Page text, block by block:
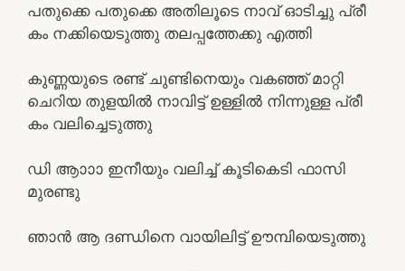
പതുക്കെ പതുക്കെ അതിലൂടെ നാവ് ഓടിച്ചു പ്രീ
കം നക്കിയെടുത്തു തലപ്പത്തേക്കു എത്തി
കുണ്ണയുടെ രണ്ട് ചുണ്ടിനെയും വകഞ്ഞ്‌ മാറ്റി
ചെറിയ തുളയിൽ നാവിട്ട് ഉള്ളിൽ നിന്നുള്ള പ്രീ
കം വലിച്ചെടുത്തു
ഡി ആാാാ ഇനീയും വലിച്ച് കൂടികെടി ഫാസി
മുരണ്ടു
ഞാൻ ആ ദണ്ഡിനെ വായിലിട്ട് ഊമ്പിയെടുത്തു